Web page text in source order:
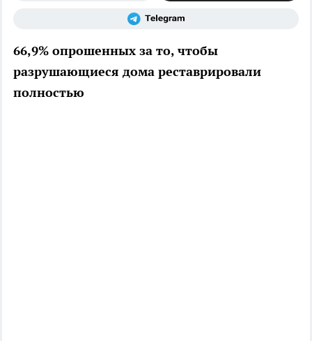
66,9% опрошенных за то, чтобы
разрушающиеся дома реставрировали
полностью